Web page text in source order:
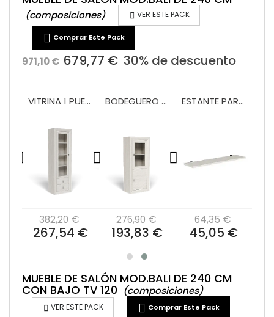
(composiciones)  VER ESTE PACK
 Comprar Este Pack
971,10 € 679,77 € 30% de descuento
VITRINA 1 PUERTA Y 2 PUERTAS 60 CM MOD. BALI
382,20 €
267,54 €
BODEGUERO 60 CM MOD. BALI
276,90 €
193,83 €
ESTANTE PARED 140 PRAGA/BALI
64,35 €
45,05 €
MUEBLE DE SALÓN MOD.BALI DE 240 CM
CON BAJO TV 120 (composiciones)
 VER ESTE PACK  Comprar Este Pack